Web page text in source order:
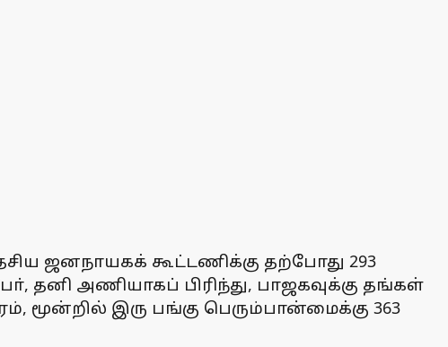
ஜனநாயகக் கூட்டணிக்கு தற்போது 293
தனி அணியாகப் பிரிந்து, பாஜகவுக்கு தங்கள்
இரு பங்கு பெரும்பான்மைக்கு 363